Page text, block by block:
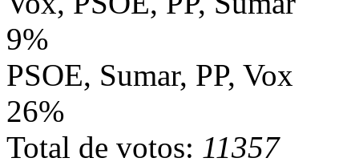
9%
PSOE, Sumar, PP, Vox
26%
Total de votos: 11357